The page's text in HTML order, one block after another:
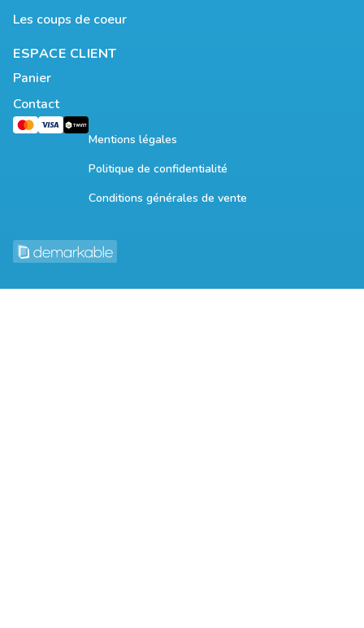
Les coups de coeur
ESPACE CLIENT
Panier
Contact
Mentions légales
Politique de confidentialité
Conditions générales de vente